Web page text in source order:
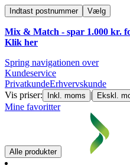
Indtast postnummer Vælg
Mix & Match - spar 1.000 kr.
Klik her
Spring navigationen over
Kundeservice
PrivatkundeErhvervskunde
Vis priser:
Inkl. moms | Ekskl.
Mine favoritter
Alle produkter